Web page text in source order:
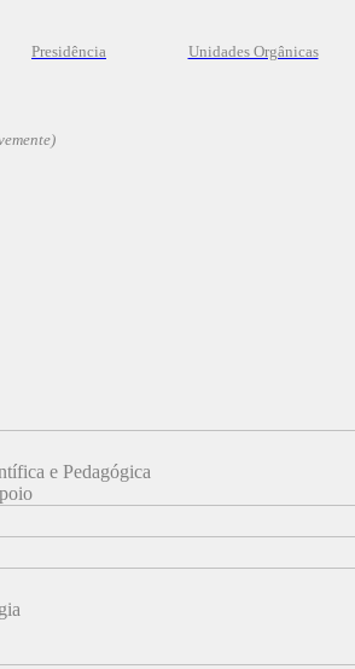
Presidência Unidades Orgânicas
e Pedagógica